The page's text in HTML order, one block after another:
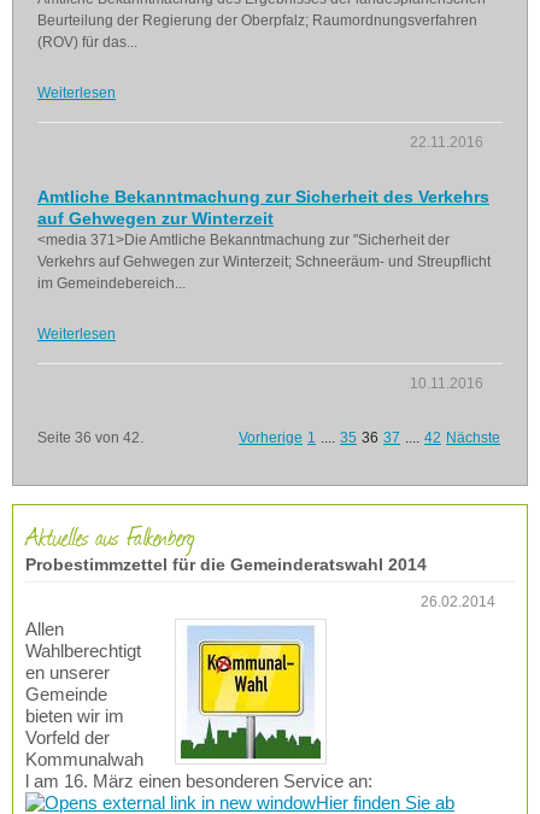
Beurteilung der Regierung der Oberpfalz; Raumordnungsverfahren
(ROV) für das...
Weiterlesen
22.11.2016
Amtliche Bekanntmachung zur Sicherheit des Verkehrs
auf Gehwegen zur Winterzeit
<media 371>Die Amtliche Bekanntmachung zur "Sicherheit der
Verkehrs auf Gehwegen zur Winterzeit; Schneeräum- und Streupflicht
im Gemeindebereich...
Weiterlesen
10.11.2016
Seite 36 von 42. Vorherige 1 .... 35 36 37 .... 42 Nächste
Aktuelles aus Falkenberg
Probestimmzettel für die Gemeinderatswahl 2014
26.02.2014
Allen
Wahlberechtigt
en unserer
Gemeinde
bieten wir im
Vorfeld der
Kommunalwah
l am 16. März einen besonderen Service an:
Hier finden Sie ab